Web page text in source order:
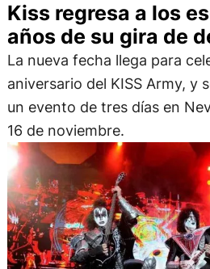
Kiss regresa a los
años de su gira de
La nueva fecha llega para
aniversario del KISS Army, y
un evento de tres días en
16 de noviembre.